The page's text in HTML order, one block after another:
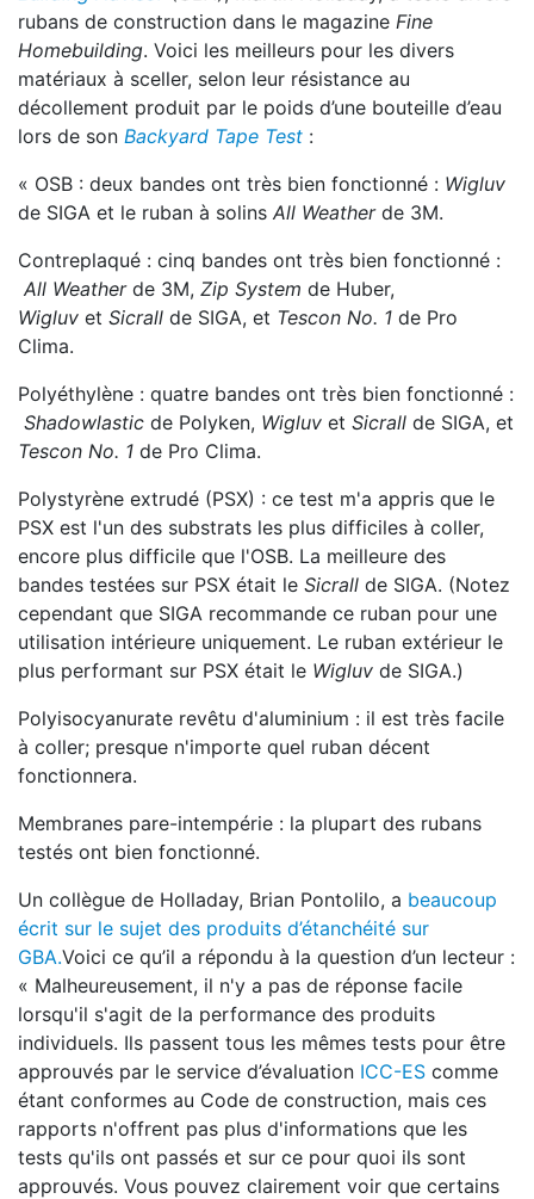
rubans de construction dans le magazine Fine
Homebuilding. Voici les meilleurs pour les divers
matériaux à sceller, selon leur résistance au
décollement produit par le poids d’une bouteille d’eau
lors de son Backyard Tape Test :
« OSB : deux bandes ont très bien fonctionné : Wigluv
de SIGA et le ruban à solins All Weatherde 3M.
Contreplaqué : cinq bandes ont très bien fonctionné :
All Weatherde 3M, Zip System de Huber,
Wigluv et Sicrall de SIGA, et Tescon No. 1 de Pro
Clima.
Polyéthylène : quatre bandes ont très bien fonctionné :
Shadowlastic de Polyken, Wigluv et Sicrall de SIGA, et
Tescon No. 1 de Pro Clima.
Polystyrène extrudé (PSX) : ce test m'a appris que le
PSX est l'un des substrats les plus difficiles à coller,
encore plus difficile que l'OSB. La meilleure des
bandes testées sur PSX était le Sicrall de SIGA. (Notez
cependant que SIGA recommande ce ruban pour une
utilisation intérieure uniquement. Le ruban extérieur le
plus performant sur PSX était le Wigluv de SIGA.)
Polyisocyanurate revêtu d'aluminium : il est très facile
à coller; presque n'importe quel ruban décent
fonctionnera.
Membranes pare-intempérie : la plupart des rubans
testés ont bien fonctionné.
Un collègue de Holladay, Brian Pontolilo, a beaucoup
écrit sur le sujet des produits d’étanchéité sur
GBA.Voici ce qu’il a répondu à la question d’un lecteur :
« Malheureusement, il n'y a pas de réponse facile
lorsqu'il s'agit de la performance des produits
individuels. Ils passent tous les mêmes tests pour être
approuvés par le service d’évaluation ICC-ES comme
étant conformes au Code de construction, mais ces
rapports n'offrent pas plus d'informations que les
tests qu'ils ont passés et sur ce pour quoi ils sont
approuvés. Vous pouvez clairement voir que certains